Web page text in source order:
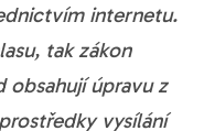
internetu.
tak zákon
obsahují úpravu z
vysílání